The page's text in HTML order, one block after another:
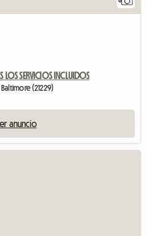
SERVICIOS INCLUIDOS
(21229)
anuncio